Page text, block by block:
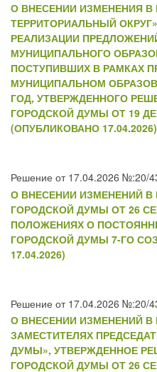
О ВНЕСЕНИИ ИЗМЕНЕНИЯ В
ТЕРРИТОРИАЛЬНЫЙ
РЕАЛИЗАЦИИ
МУНИЦИПАЛЬНОГО
ПОСТУПИВШИХ В РАМКАХ
МУНИЦИПАЛЬНОМ
ГОД, УТВЕРЖДЕННОГО
ГОРОДСКОЙ ДУМЫ ОТ 19
(ОПУБЛИКОВАНО 17.04.2026)
Решение от 17.04.2026 №:20/
О ВНЕСЕНИИ ИЗМЕНЕНИЙ
ГОРОДСКОЙ ДУМЫ ОТ 26
ПОЛОЖЕНИЯХ О
ГОРОДСКОЙ ДУМЫ 7-ГО
17.04.2026)
Решение от 17.04.2026 №:20/
О ВНЕСЕНИИ ИЗМЕНЕНИЙ
ЗАМЕСТИТЕЛЯХ
ДУМЫ», УТВЕРЖДЕННОЕ
ГОРОДСКОЙ ДУМЫ ОТ 26